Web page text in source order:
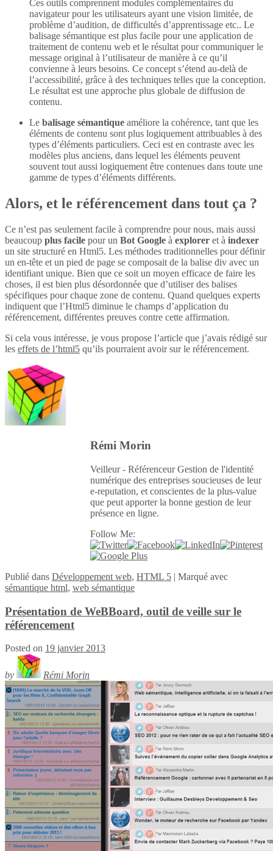
Ces outils comprennent modules complémentaires du
navigateur pour les utilisateurs ayant une vision limitée, de
problème d’audition, de difficultés d’apprentissage etc.. Le
balisage sémantique est plus facile pour une application de
traitement de contenu web et le résultat pour communiquer le
message original à l’utilisateur de manière à ce qu’il
convienne à leurs besoins. Ce concept s’étend au-delà de
l’accessibilité, grâce à des techniques telles que la conception.
Le résultat est une approche plus globale de diffusion de
contenu.
Le balisage sémantique améliore la cohérence, tant que les
éléments de contenu sont plus logiquement attribuables à des
types d’éléments particuliers. Ceci est en contraste avec les
modèles plus anciens, dans lequel les éléments peuvent
souvent tout aussi logiquement être contenues dans toute une
gamme de types d’éléments différents.
Alors, et le référencement dans tout ça ?
Ce n’est pas seulement facile à comprendre pour nous, mais aussi
beaucoup plus facile pour un Bot Google à explorer et à indexer
un site structuré en Html5. Les méthodes traditionnelles pour définir
un en-tête et un pied de page se composait de la balise div avec un
identifiant unique. Bien que ce soit un moyen efficace de faire les
choses, il est bien plus désordonnée que d’utiliser des balises
spécifiques pour chaque zone de contenu. Quand quelques experts
indiquent que l’Html5 diminue le champs d’application du
référencement, différentes preuves contre cette affirmation.
Si cela vous intéresse, je vous propose l’article que j’avais rédigé sur
les effets de l’html5 qu’ils pourraient avoir sur le référencement.
Rémi Morin
Veilleur - Référenceur Gestion de l'identité
numérique des entreprises soucieuses de leur
e-reputation, et conscientes de la plus-value
que peut apporter la bonne gestion de leur
présence en ligne.
Follow Me:
Publié dans Développement web, HTML 5 | Marqué avec
sémantique html, web sémantique
Présentation de WeBBoard, outil de veille sur le
référencement
Posted on 19 janvier 2013
by Rémi Morin